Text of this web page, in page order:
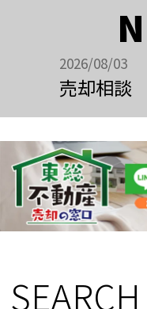
2026/08/03
売却相談
SEARCH